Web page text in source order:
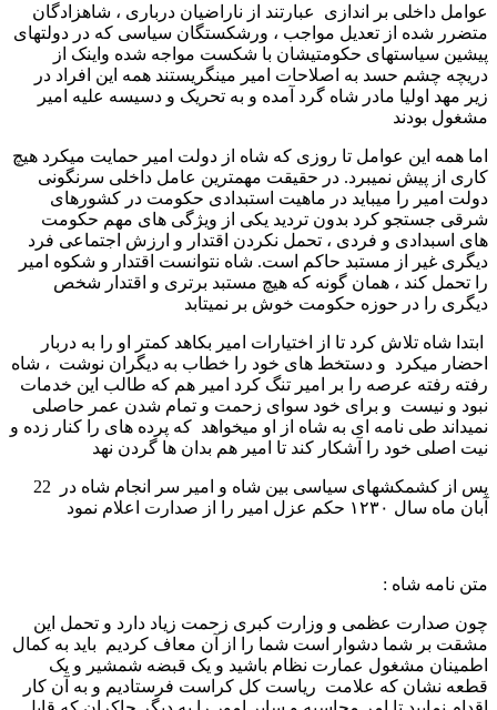
عوامل داخلی بر اندازی عبارتند از ناراضیان درباری ، شاهزادگان
متضرر شده از تعدیل مواجب ، ورشکستگان سیاسی که در دولتهای
پیشین سیاستهای حکومتیشان با شکست مواجه شده واینک از
دریچه چشم حسد به اصلاحات امیر مینگریستند همه این افراد در
زیر مهد اولیا مادر شاه گرد آمده و به تحریک و دسیسه علیه امیر
مشغول بودند
اما همه این عوامل تا روزی که شاه از دولت امیر حمایت میکرد هیچ
کاری از پیش نمیبرد. در حقیقت مهمترین عامل داخلی سرنگونی
دولت امیر را میباید در ماهیت استبدادی حکومت در کشورهای
شرقی جستجو کرد بدون تردید یکی از ویژگی های مهم حکومت
های اسبدادی و فردی ، تحمل نکردن اقتدار و ارزش اجتماعی فرد
دیگری غیر از مستبد حاکم است. شاه نتوانست اقتدار و شکوه امیر
را تحمل کند ، همان گونه که هیچ مستبد برتری و اقتدار شخص
دیگری را در حوزه حکومت خوش بر نمیتابد
ابتدا شاه تلاش کرد تا از اختیارات امیر بکاهد کمتر او را به دربار
احضار میکرد و دستخط های خود را خطاب به دیگران نوشت ، شاه
رفته رفته عرصه را بر امیر تنگ کرد امیر هم که طالب این خدمات
نبود و نیست و برای خود سوای زحمت و تمام شدن عمر حاصلی
نمیداند طی نامه ای به شاه از او میخواهد که پرده های را کنار زده و
نیت اصلی خود را آشکار کند تا امیر هم بدان ها گردن نهد
پس از کشمکشهای سیاسی بین شاه و امیر سر انجام شاه در 22
آبان ماه سال ۱۲۳۰ حکم عزل امیر را از صدارت اعلام نمود
متن نامه شاه :
چون صدارت عظمی و وزارت کبری زحمت زیاد دارد و تحمل این
مشقت بر شما دشوار است شما را از آن معاف کردیم باید به کمال
اطمینان مشغول عمارت نظام باشید و یک قبضه شمشیر و یک
قطعه نشان که علامت ریاست کل کراست فرستادیم و به آن کار